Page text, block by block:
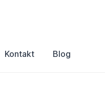
Kontakt Blog